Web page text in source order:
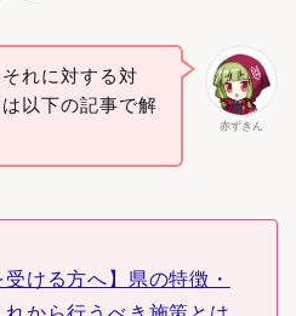
赤ずきん
れに対する対
以下の記事で解
ける方へ】県の特徴・